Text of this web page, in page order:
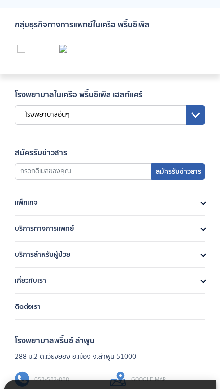
กลุ่มธุรกิจทางการแพทย์ในเครือ พริ้นซิเพิล
โรงพยาบาลในเครือ พริ้นซิเพิล เฮลท์แคร์
โรงพยาบาลอื่นๆ
สมัครรับข่าวสาร
สมัครรับข่าวสาร
แพ็กเกจ
บริการทางการแพทย์
บริการสำหรับผู้ป่วย
เกี่ยวกับเรา
ติดต่อเรา
โรงพยาบาลพริ้นซ์ ลำพูน
288 ม.2 ต.เวียงยอง อ.เมือง จ.ลำพูน 51000
053-582-888 GOOGLE MAP